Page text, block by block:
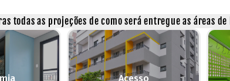
todas as projeções de como será entregue as áreas
Acesso